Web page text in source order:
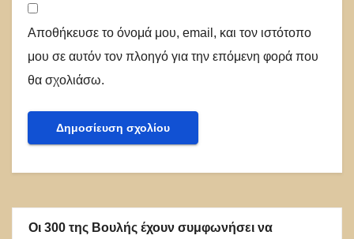
Αποθήκευσε το όνομά μου, email, και τον ιστότοπο
μου σε αυτόν τον πλοηγό για την επόμενη φορά που
θα σχολιάσω.
Οι 300 της Βουλής έχουν συμφωνήσει να